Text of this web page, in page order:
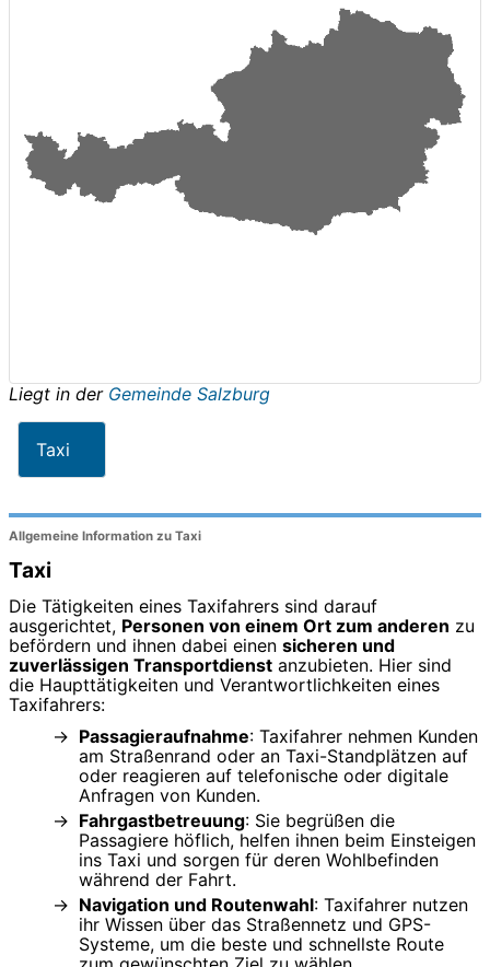
Liegt in der Gemeinde Salzburg
Taxi
Allgemeine Information zu Taxi
Taxi
Die Tätigkeiten eines Taxifahrers sind darauf
ausgerichtet, Personen von einem Ort zum anderen zu
befördern und ihnen dabei einen sicheren und
zuverlässigen Transportdienst anzubieten. Hier sind
die Haupttätigkeiten und Verantwortlichkeiten eines
Taxifahrers:
Passagieraufnahme: Taxifahrer nehmen Kunden
am Straßenrand oder an Taxi-Standplätzen auf
oder reagieren auf telefonische oder digitale
Anfragen von Kunden.
Fahrgastbetreuung: Sie begrüßen die
Passagiere höflich, helfen ihnen beim Einsteigen
ins Taxi und sorgen für deren Wohlbefinden
während der Fahrt.
Navigation und Routenwahl: Taxifahrer nutzen
ihr Wissen über das Straßennetz und GPS-
Systeme, um die beste und schnellste Route